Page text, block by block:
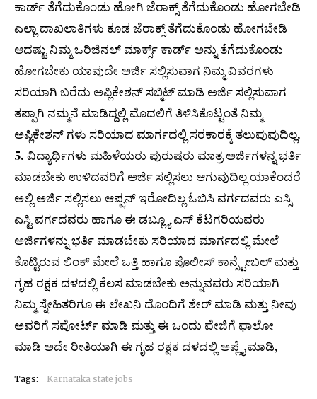
ಕಾರ್ಡ್ ತೆಗೆದುಕೊಂಡು ಹೋಗಿ ಜೆರಾಕ್ಸ್ ತೆಗೆದುಕೊಂಡು ಹೋಗಬೇಡಿ
ಎಲ್ಲಾ ದಾಖಲಾತಿಗಳು ಕೂಡ ಜೆರಾಕ್ಸ್ ತೆಗೆದುಕೊಂಡು ಹೋಗಬೇಡಿ
ಆದಷ್ಟು ನಿಮ್ಮ ಒರಿಜಿನಲ್ ಮಾರ್ಕ್ಸ್ ಕಾರ್ಡ್ ಅನ್ನು ತೆಗೆದುಕೊಂಡು
ಹೋಗಬೇಕು ಯಾವುದೇ ಅರ್ಜಿ ಸಲ್ಲಿಸುವಾಗ ನಿಮ್ಮ ವಿವರಗಳು
ಸರಿಯಾಗಿ ಬರೆದು ಅಪ್ಲಿಕೇಶನ್ ಸಬ್ಮಿಟ್ ಮಾಡಿ ಅರ್ಜಿ ಸಲ್ಲಿಸುವಾಗ
ತಪ್ಪಾಗಿ ನಮ್ಮನೆ ಮಾಡಿದ್ದಲ್ಲಿ ಮೊದಲಿಗೆ ತಿಳಿಸಿಕೊಟ್ಟಂತೆ ನಿಮ್ಮ
ಅಪ್ಲಿಕೇಶನ್ ಗಳು ಸರಿಯಾದ ಮಾರ್ಗದಲ್ಲಿ ಸರಕಾರಕ್ಕೆ ತಲುಪುವುದಿಲ್ಲ,
5. ವಿದ್ಯಾರ್ಥಿಗಳು ಮಹಿಳೆಯರು ಪುರುಷರು ಮಾತ್ರ ಅರ್ಜಿಗಳನ್ನ ಭರ್ತಿ
ಮಾಡಬೇಕು ಉಳಿದವರಿಗೆ ಅರ್ಜಿ ಸಲ್ಲಿಸಲು ಆಗುವುದಿಲ್ಲ ಯಾಕೆಂದರೆ
ಅಲ್ಲಿ ಅರ್ಜಿ ಸಲ್ಲಿಸಲು ಆಪ್ಷನ್ ಇರೋದಿಲ್ಲ ಓಬಿಸಿ ವರ್ಗದವರು ಎಸ್ಸಿ
ಎಸ್ಟಿ ವರ್ಗದವರು ಹಾಗೂ ಈ ಡಬ್ಲ್ಯೂ ಎಸ್ ಕೆಟಗರಿಯವರು
ಅರ್ಜಿಗಳನ್ನು ಭರ್ತಿ ಮಾಡಬೇಕು ಸರಿಯಾದ ಮಾರ್ಗದಲ್ಲಿ ಮೇಲೆ
ಕೊಟ್ಟಿರುವ ಲಿಂಕ್ ಮೇಲೆ ಒತ್ತಿ ಹಾಗೂ ಪೊಲೀಸ್ ಕಾನ್ಸ್ಟೇಬಲ್ ಮತ್ತು
ಗೃಹ ರಕ್ಷಕ ದಳದಲ್ಲಿ ಕೆಲಸ ಮಾಡಬೇಕು ಅನ್ನುವವರು ಸರಿಯಾಗಿ
ನಿಮ್ಮ ಸ್ನೇಹಿತರಿಗೂ ಈ ಲೇಖನಿ ದೊಂದಿಗೆ ಶೇರ್ ಮಾಡಿ ಮತ್ತು ನೀವು
ಅವರಿಗೆ ಸಪೋರ್ಟ್ ಮಾಡಿ ಮತ್ತು ಈ ಒಂದು ಪೇಜಿಗೆ ಫಾಲೋ
ಮಾಡಿ ಅದೇ ರೀತಿಯಾಗಿ ಈ ಗೃಹ ರಕ್ಷಕ ದಳದಲ್ಲಿ ಅಪ್ಲೈ ಮಾಡಿ,
Tags: Karnataka state jobs